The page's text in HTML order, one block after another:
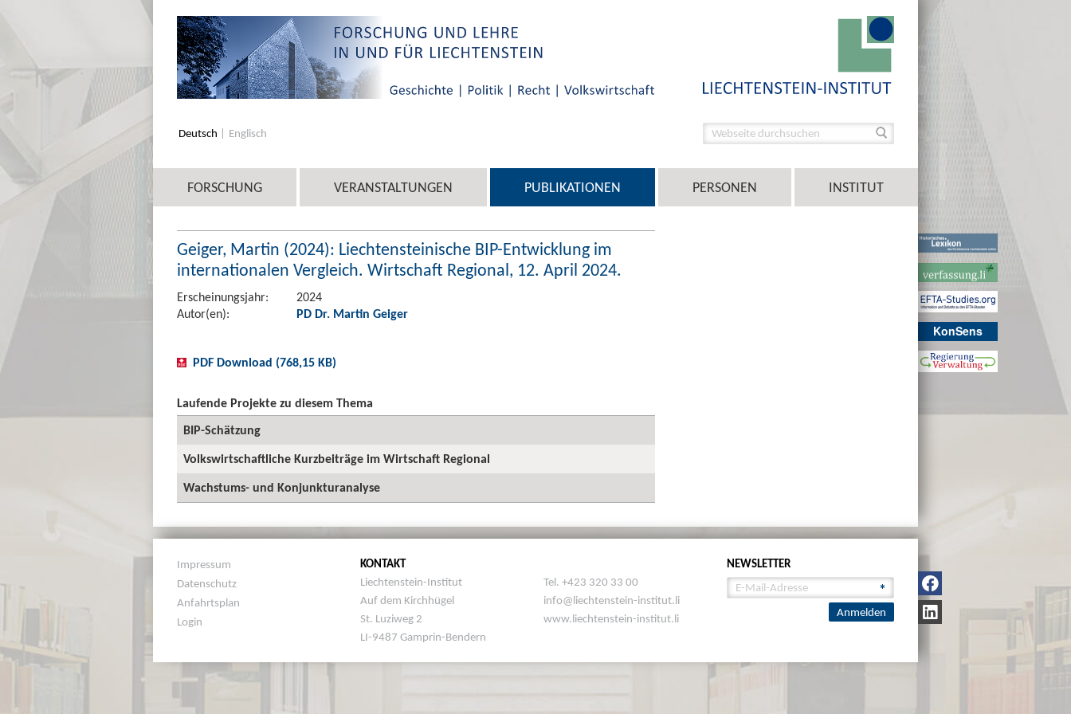
KonSens
Deutsch Englisch
FORSCHUNG VERANSTALTUNGEN PUBLIKATIONEN PERSONEN INSTITUT
Geiger, Martin (2024): Liechtensteinische BIP-Entwicklung im
internationalen Vergleich. Wirtschaft Regional, 12. April 2024.
Erscheinungsjahr:
2024
Autor(en):
PD Dr. Martin Geiger
PDF Download (768,15 KB)
Laufende Projekte zu diesem Thema
BIP-Schätzung
Volkswirtschaftliche Kurzbeiträge im Wirtschaft Regional
Wachstums- und Konjunkturanalyse
Impressum
Datenschutz
Anfahrtsplan
Login
KONTAKT
Liechtenstein-Institut
Auf dem Kirchhügel
St. Luziweg 2
LI-9487 Gamprin-Bendern
Tel. +423 320 33 00
info@liechtenstein-institut.li
www.liechtenstein-institut.li
NEWSLETTER